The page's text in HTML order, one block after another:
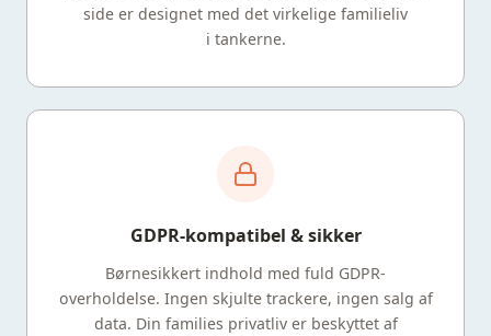
side er designet med det virkelige familieliv
i tankerne.
GDPR-kompatibel & sikker
Børnesikkert indhold med fuld GDPR-
overholdelse. Ingen skjulte trackere, ingen salg af
data. Din families privatliv er beskyttet af